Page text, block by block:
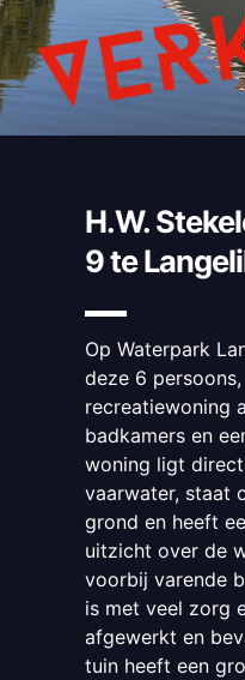
H.W.
9 te
Op Waterpark
deze 6
recreatiewoning
badkamers en
woning ligt
vaarwater, staat
grond en heeft
uitzicht over de
voorbij varende
is met veel zorg
afgewerkt en
tuin heeft een